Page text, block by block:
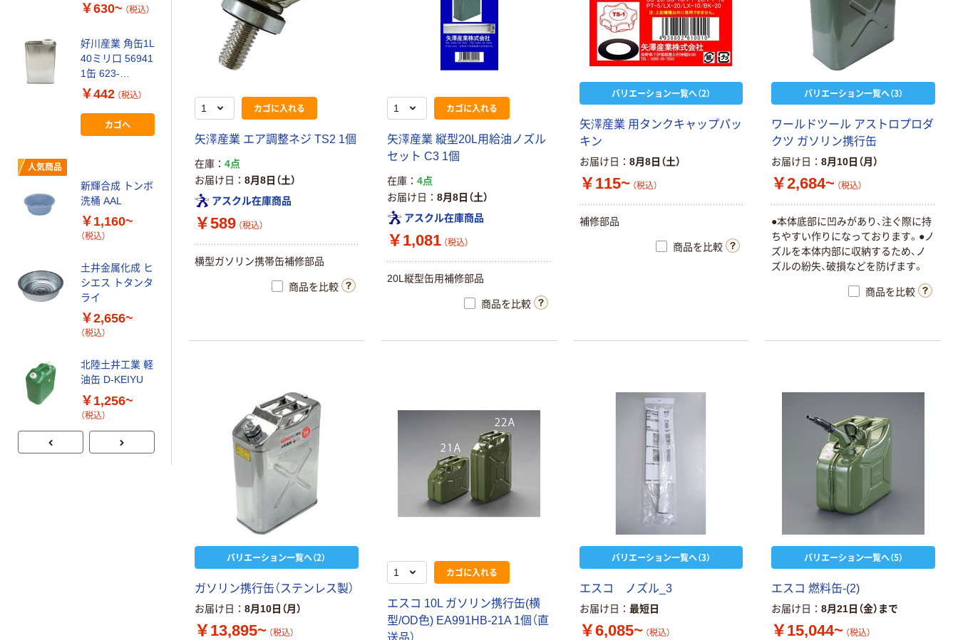
カゴに入れる
矢澤産業 エア調整ネジ TS2 1個
在庫
4点
お届け日
8月8日（土）
アスクル在庫商品
￥589 （税込）
横型ガソリン携帯缶補修部品
商品を比較
カゴに入れる
矢澤産業 縦型20L用給油ノズル
セット C3 1個
在庫
4点
お届け日
8月8日（土）
アスクル在庫商品
￥1,081 （税込）
20L縦型缶用補修部品
商品を比較
バリエーション一覧へ（2）
矢澤産業 用タンクキャップパッ
キン
お届け日 8月8日（土）
￥115~ （税込）
補修部品
商品を比較
バリエーション一覧へ（3）
ワールドツール アストロプロダ
クツ ガソリン携行缶
お届け日 8月10日（月）
￥2,684~ （税込）
●本体底部に凹みがあり、注ぐ際に持
ちやすい作りになっております。●ノ
ズルを本体内部に収納するため、ノ
ズルの紛失、破損などを防げます。
商品を比較
バリエーション一覧へ（2）
ガソリン携行缶（ステンレス製）
お届け日 8月10日（月）
￥13,895~ （税込）
カゴに入れる
エスコ 10L ガソリン携行缶(横
型/OD色) EA991HB-21A 1個（直
送品）
バリエーション一覧へ（3）
エスコ ノズル_3
お届け日 最短日
￥6,085~ （税込）
バリエーション一覧へ（5）
エスコ 燃料缶-(2)
お届け日 8月21日（金）まで
￥15,044~ （税込）
￥630~ （税込）
好川産業 角缶1L
40ミリ口 56941
1缶 623-
9368（直送品）
￥442 （税込）
カゴへ
人気商品
新輝合成 トンボ
洗桶 AAL
￥1,160~
（税込）
土井金属化成 ヒ
シエス トタンタ
ライ
￥2,656~
（税込）
北陸土井工業 軽
油缶 D-KEIYU
￥1,256~
（税込）
ニッコー・ハン
セン 平角缶（2ヶ
口・ノズル付）
￥1,296~
人気商品
リス（RISU） つ
エチレン
（税込）
北陸土井工業 ヒ
カゴへ
ィーリング パー
ルホワイト
￥136~ （税込）
現場のチカラ
三共コーポレー
ション GA ロン
テナー
￥1,082~
（税込）
（税込）
好川産業 角缶1L
40ミリ口 56941
カゴへ
新輝合成 トンボ
￥1,160~
ライ